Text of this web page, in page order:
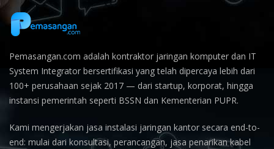
Pemasangan.com adalah kontraktor jaringan komputer dan IT
System Integrator bersertifikasi yang telah dipercaya lebih dari
100+ perusahaan sejak 2017 — dari startup, korporat, hingga
instansi pemerintah seperti BSSN dan Kementerian PUPR.
Kami mengerjakan jasa instalasi jaringan kantor secara end-to-
end: mulai dari konsultasi, perancangan, jasa penarikan kabel